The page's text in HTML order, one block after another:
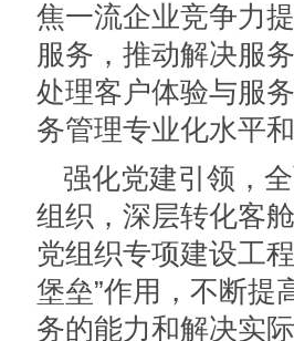
焦一流企业竞争力
服务，推动解决服
处理客户体验与服
务管理专业化水平
强化党建引领，
组织，深层转化客
党组织专项建设工
堡垒”作用，不断提
务的能力和解决实